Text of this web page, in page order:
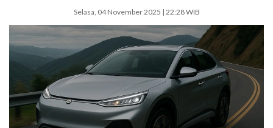
Selasa, 04 November 2025 | 22:28 WIB